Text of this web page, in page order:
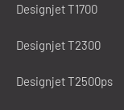
Designjet T1700
Designjet T2300
Designjet T2500ps